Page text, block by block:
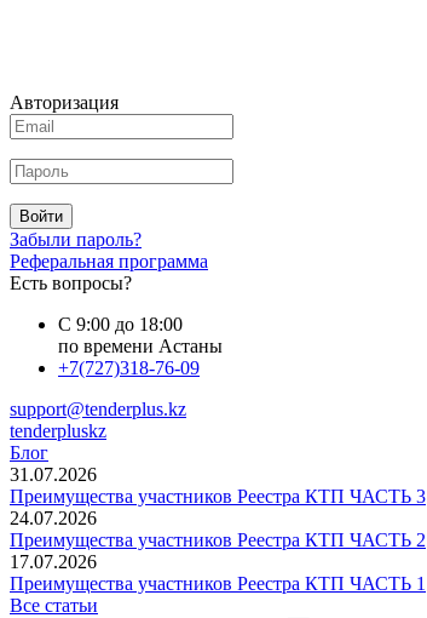
Авторизация
Войти
Забыли пароль?
Реферальная программа
Есть вопросы?
С 9:00 до 18:00
по времени Астаны
+7(727)318-76-09
support@tenderplus.kz
tenderpluskz
Блог
31.07.2026
Преимущества участников Реестра КТП ЧАСТЬ 3
24.07.2026
Преимущества участников Реестра КТП ЧАСТЬ 2
17.07.2026
Преимущества участников Реестра КТП ЧАСТЬ 1
Все статьи